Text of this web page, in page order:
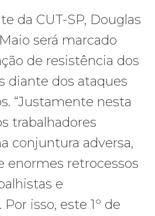
da CUT-SP, Douglas
será marcado
de resistência dos
diante dos ataques
“Justamente nesta
trabalhadores
conjuntura adversa,
enormes retrocessos
e
isso, este 1º de